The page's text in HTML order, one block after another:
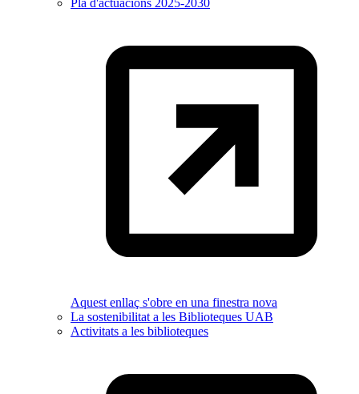
Aquest enllaç s'obre en una finestra nova
La sostenibilitat a les Biblioteques UAB
Activitats a les biblioteques